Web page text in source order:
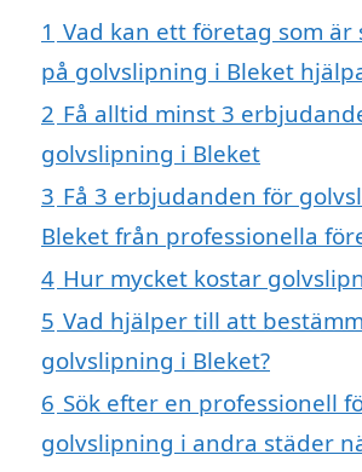
1 Vad kan ett företag som är
på golvslipning i Bleket
2 Få alltid minst 3
golvslipning i Bleket
3 Få 3 erbjudanden för
Bleket från professionella
4 Hur mycket kostar
5 Vad hjälper till att
golvslipning i Bleket?
6 Sök efter en professionell
golvslipning i andra städer